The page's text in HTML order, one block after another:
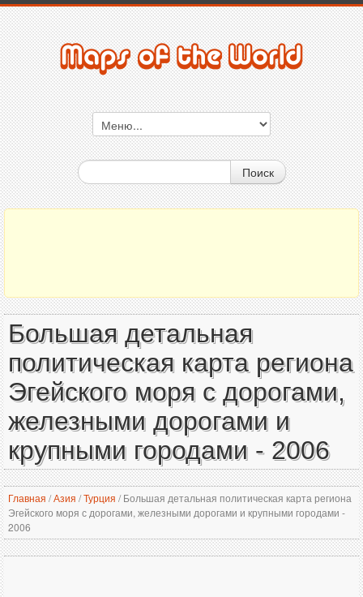
Поиск
Большая детальная
политическая карта региона
Эгейского моря с дорогами,
железными дорогами и
крупными городами - 2006
Главная /Азия /Турция /Большая детальная политическая карта региона
Эгейского моря с дорогами, железными дорогами и крупными городами -
2006